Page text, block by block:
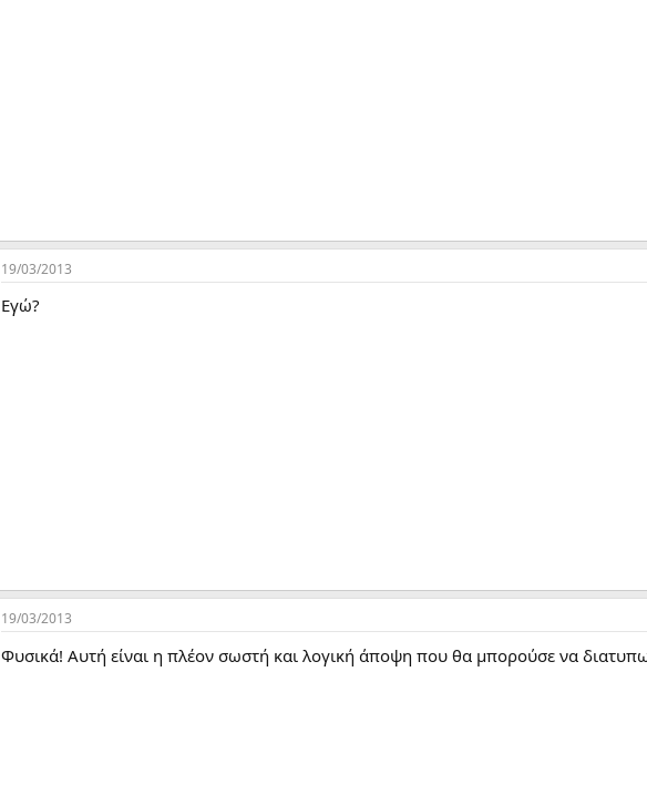
19/03/2013
Εγώ?
19/03/2013
Φυσικά! Αυτή είναι η πλέον σωστή και λογική άποψη που θα μπορούσε να